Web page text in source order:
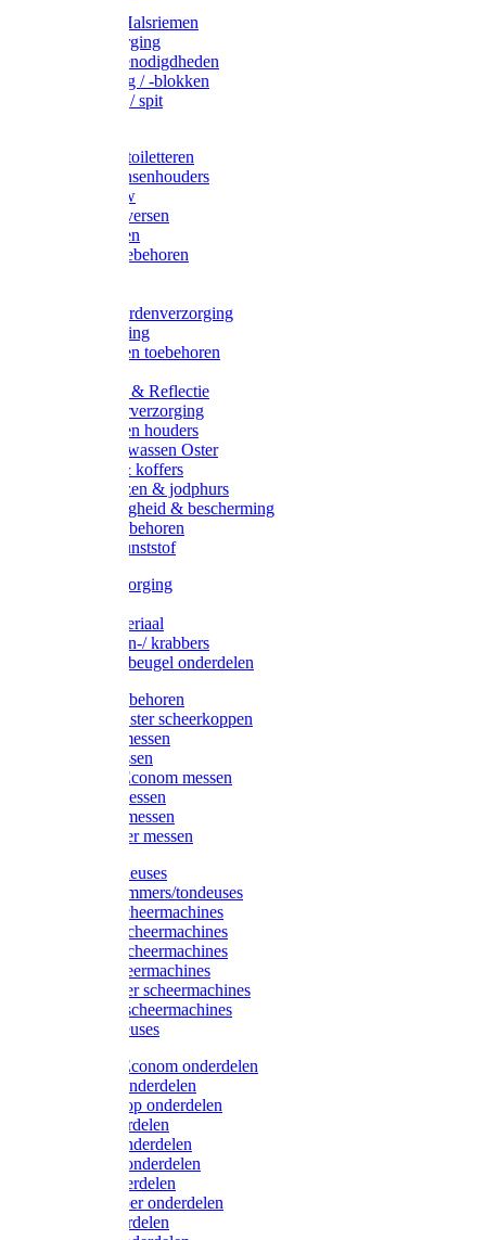
Halsters / Halsriemen
Hoefverzorging
Lammer benodigdheden
Ramdektuig / -blokken
Vastzetpen / spit
Poetsen & toiletteren
Zadel-/Trensenhouders
Halstertouw
Halsters diversen
Hoofdstellen
Zadel & toebehoren
Rapide paardenverzorging
Ruiter kleding
Hoofdstellen toebehoren
Verlichting & Reflectie
Rapide leerverzorging
Likstenen en houders
Poetsen & wassen Oster
Poetssets & koffers
Ruiter laarzen & jodphurs
Ruiter veiligheid & bescherming
Ruiter - toebehoren
Voerbak kunststof
Klauwverzorging
Injectiemateriaal
Hoefmessen-/ krabbers
Hoefbekapbeugel onderdelen
Messen toebehoren
Moser & Oster scheerkoppen
Hauptner messen
Liscop messen
Aesculap/Econom messen
Heiniger messen
Constanta messen
FarmClipper messen
Moser tondeuses
Overige trimmers/tondeuses
Heiniger scheermachines
Hauptner scheermachines
Aesculap scheermachines
Liscop scheermachines
FarmClipper scheermachines
Constanta scheermachines
Wahl tondeuses
Aesculap/Econom onderdelen
Hauptner onderdelen
Lister/Liscop onderdelen
Eider onderdelen
Heiniger onderdelen
Constanta onderdelen
Moser onderdelen
Farm Clipper onderdelen
Oster onderdelen